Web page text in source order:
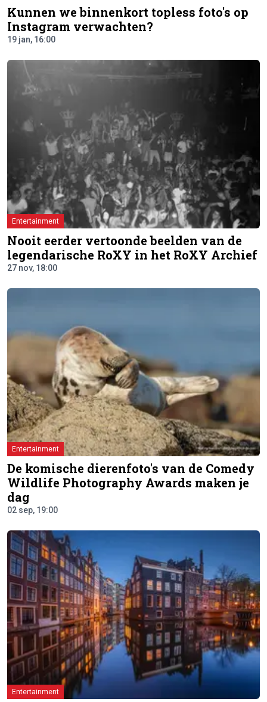
Kunnen we binnenkort topless foto's op
Instagram verwachten?
19 jan, 16:00
Entertainment
Nooit eerder vertoonde beelden van de
legendarische RoXY in het RoXY Archief
27 nov, 18:00
Entertainment
De komische dierenfoto's van de Comedy
Wildlife Photography Awards maken je
dag
02 sep, 19:00
Entertainment